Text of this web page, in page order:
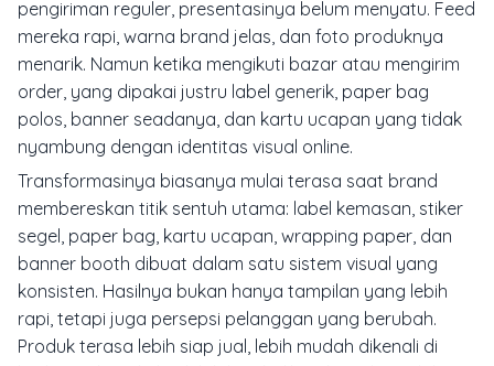
pengiriman reguler, presentasinya belum menyatu. Feed
mereka rapi, warna brand jelas, dan foto produknya
menarik. Namun ketika mengikuti bazar atau mengirim
order, yang dipakai justru label generik, paper bag
polos, banner seadanya, dan kartu ucapan yang tidak
nyambung dengan identitas visual online.
Transformasinya biasanya mulai terasa saat brand
membereskan titik sentuh utama: label kemasan, stiker
segel, paper bag, kartu ucapan, wrapping paper, dan
banner booth dibuat dalam satu sistem visual yang
konsisten. Hasilnya bukan hanya tampilan yang lebih
rapi, tetapi juga persepsi pelanggan yang berubah.
Produk terasa lebih siap jual, lebih mudah dikenali di